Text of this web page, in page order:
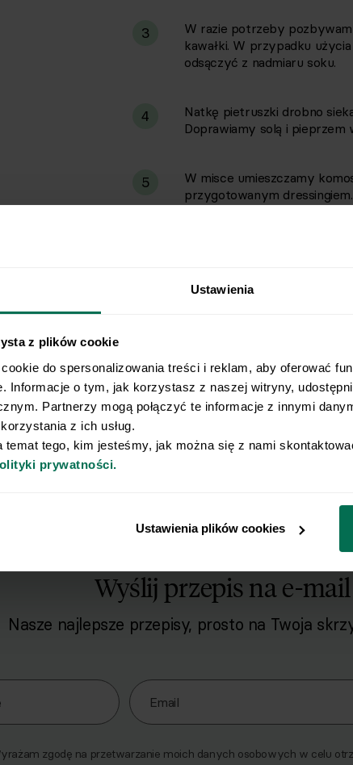
Ustawienia
z plików cookie
do spersonalizowania treści i reklam, aby oferować
Informacje o tym, jak korzystasz z naszej witryny,
Partnerzy mogą połączyć te informacje z innymi
z ich usług.
temat tego, kim jesteśmy, jak można się z nami
prywatności.
Ustawienia plików cookies
3
W razie potrzeby
kawałki. W przypadku
odsączyć z nadmiaru soku.
4
Natkę pietruszki drobno
Doprawiamy solą i pieprzem
5
W misce umieszczamy
przygotowanym dressingiem.
Wyślij przepis na e-mail
Nasze najlepsze przepisy, prosto na Twoja
się do naszego Newslettera
Email
zgodę na przetwarzanie moich danych osobowych w celu